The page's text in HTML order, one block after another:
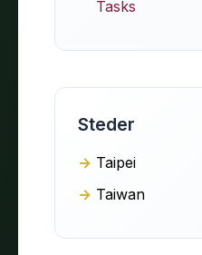
Tasks
Steder
Taipei
Taiwan